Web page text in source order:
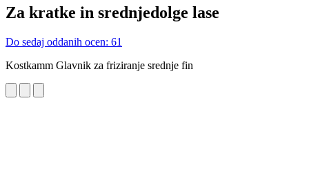
Za kratke in srednjedolge lase
Do sedaj oddanih ocen: 61
Kostkamm Glavnik za friziranje srednje fin